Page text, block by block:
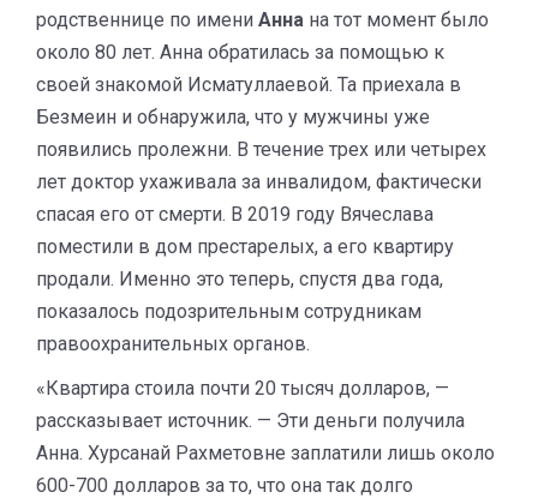
родственнице по имени Анна на тот момент было
около 80 лет. Анна обратилась за помощью к
своей знакомой Исматуллаевой. Та приехала в
Безмеин и обнаружила, что у мужчины уже
появились пролежни. В течение трех или четырех
лет доктор ухаживала за инвалидом, фактически
спасая его от смерти. В 2019 году Вячеслава
поместили в дом престарелых, а его квартиру
продали. Именно это теперь, спустя два года,
показалось подозрительным сотрудникам
правоохранительных органов.
«Квартира стоила почти 20 тысяч долларов, —
рассказывает источник. — Эти деньги получила
Анна. Хурсанай Рахметовне заплатили лишь около
600-700 долларов за то, что она так долго